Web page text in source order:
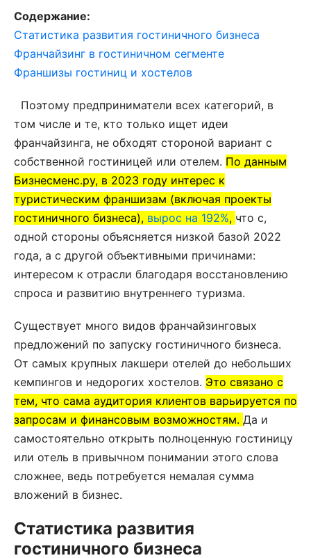
Содержание:
Статистика развития гостиничного бизнеса
Франчайзинг в гостиничном сегменте
Франшизы гостиниц и хостелов
Поэтому предприниматели всех категорий, в
том числе и те, кто только ищет идеи
франчайзинга, не обходят стороной вариант с
собственной гостиницей или отелем. По данным
Бизнесменс.ру, в 2023 году интерес к
туристическим франшизам (включая проекты
гостиничного бизнеса), вырос на 192%, что с,
одной стороны объясняется низкой базой 2022
года, а с другой объективными причинами:
интересом к отрасли благодаря восстановлению
спроса и развитию внутреннего туризма.
Существует много видов франчайзинговых
предложений по запуску гостиничного бизнеса.
От самых крупных лакшери отелей до небольших
кемпингов и недорогих хостелов. Это связано с
тем, что сама аудитория клиентов варьируется по
запросам и финансовым возможностям. Да и
самостоятельно открыть полноценную гостиницу
или отель в привычном понимании этого слова
сложнее, ведь потребуется немалая сумма
вложений в бизнес.
Статистика развития
гостиничного бизнеса